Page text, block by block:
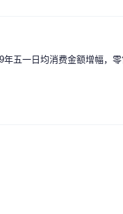
五一日均消费金额增幅，